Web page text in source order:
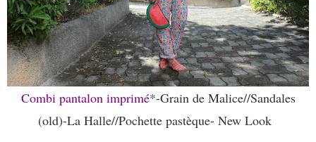
Combi pantalon imprimé*-Grain de Malice//Sandales
(old)-La Halle//Pochette pastèque- New Look